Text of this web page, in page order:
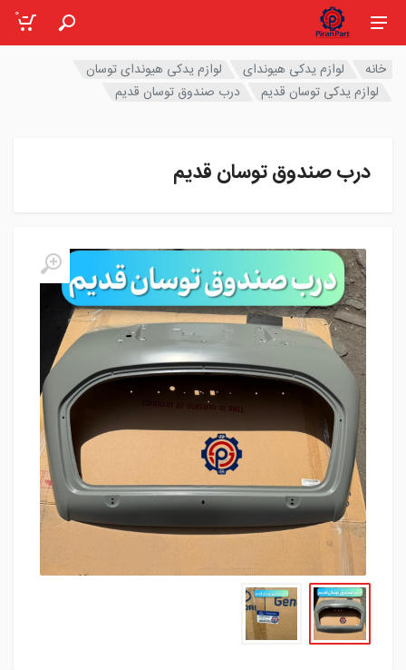
0
خانه لوازم یدکی هیوندای
لوازم یدکی هیوندای توسان
لوازم یدکی توسان قدیم
درب صندوق توسان قدیم
درب صندوق توسان قدیم